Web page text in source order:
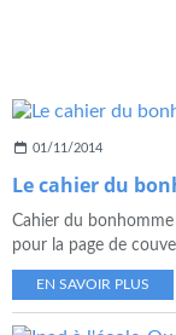
01/11/2014
Le cahier du
Cahier du
pour la page de
EN SAVOIR PLUS